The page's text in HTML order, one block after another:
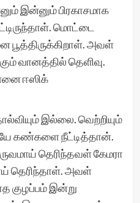
இன்னும் பிரகாசமாக
மொட்டை
பூத்திருக்கிறாள். அவள்
வானத்தில் தெளிவு.
ஈஸிக்
இல்லை. வெற்றியும்
கண்களை நீட்டித்தான்.
தெரிந்தவள் கேமரா
தெரிந்தாள். அவள்
குழப்பம் இன்று